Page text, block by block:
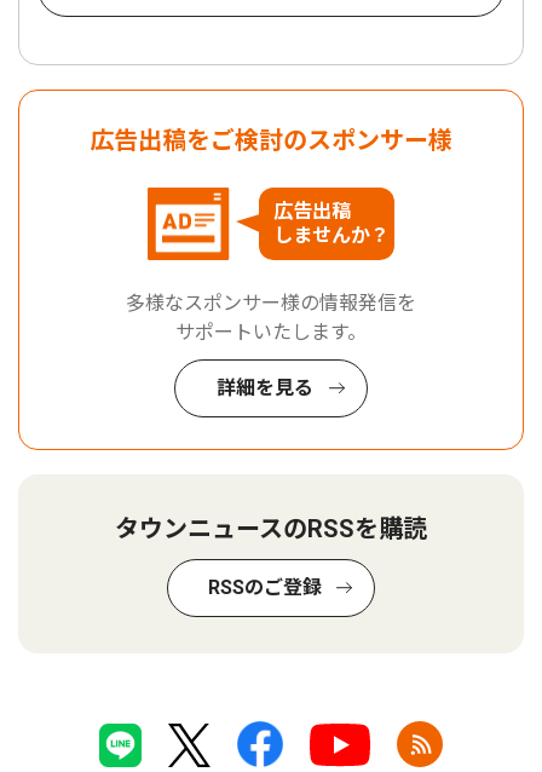
広告出稿をご検討のスポンサー様
広告出稿
しませんか？
多様なスポンサー様の情報発信を
サポートいたします。
詳細を見る
タウンニュースのRSSを購読
RSSのご登録